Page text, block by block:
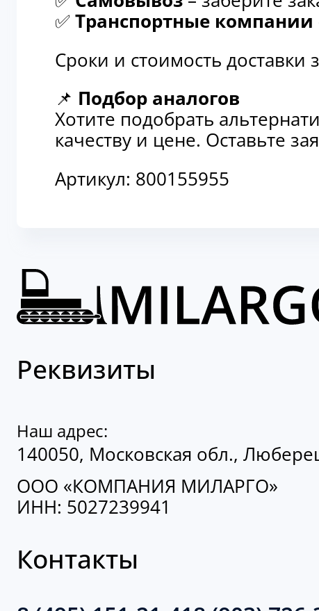
✅ Транспортные компании
Сроки и стоимость
📌 Подбор аналогов
Хотите подобрать
качеству и цене. Оставьте
Артикул: 800155955
Реквизиты
Наш адрес:
140050, Московская обл.,
ООО «КОМПАНИЯ МИЛАРГО»
ИНН: 5027239941
Контакты